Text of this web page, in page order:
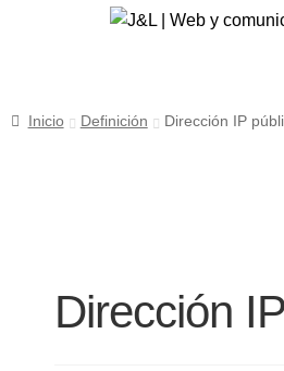
Inicio Definición Dirección IP
Dirección